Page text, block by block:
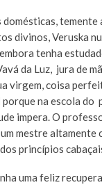
domésticas, temente
divinos, Veruska
tenha
da Luz, jura de
virgem, coisa
na escola do
impera. O
um mestre altamente
princípios
uma feliz